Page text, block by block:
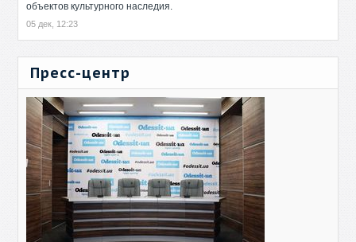
объектов культурного наследия.
05 дек, 12:23
Пресс-центр